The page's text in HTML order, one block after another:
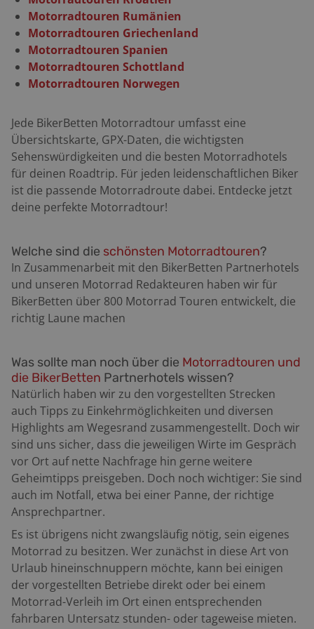
Roadbook: Almería, El Cabo de Gata, Torreón de San
Miguel, Iglesia de las Salinas, Leuchtturm des Cabo de
Gata, El Cabo de Gata, Ruecas, San José, Playa de Los
Genoveses, Rodalquilarte, Fernán Perez, Agua Amarga,
Carboneras, Mojacar. Start- / Zielort: Almería / Mojacar
Länge: 170 km Highlight: Parque Natural de Cabo de
Naturpark ausgewiesen. Die extrem zerklüftete Küste
und die Berge des Hinterlands sind vulkanischen
Ursprungs, in der Folge gibt es bis heute Erdbeben.
Durch die vulkanische Aktivität traten verschiedene
Minerale an die Oberfläche, unter andrem Achat, der
der Region ihren Namen gab – Kap des Achats. Der
Erhebung des Naturparks, ist ein erloschener Vulkan.
An seinen Flanken, zum Beispiel bei San José, lassen
sich bis heute die einst ins Meer geflossenen
Lavaströme erkennen.
Motorradtouren Rumänien
Motorradtouren Griechenland
Motorradtouren Spanien
Motorradtouren Schottland
Motorradtouren Norwegen
Jede BikerBetten Motorradtour umfasst eine
Übersichtskarte, GPX-Daten, die wichtigsten
Sehenswürdigkeiten und die besten Motorradhotels
für deinen Roadtrip. Für jeden leidenschaftlichen Biker
ist die passende Motorradroute dabei. Entdecke jetzt
deine perfekte Motorradtour!
Welche sind die schönsten Motorradtouren?
In Zusammenarbeit mit den BikerBetten Partnerhotels
und unseren Motorrad Redakteuren haben wir für
BikerBetten über 800 Motorrad Touren entwickelt, die
richtig Laune machen
Was sollte man noch über die Motorradtouren und
die BikerBetten Partnerhotels wissen?
Natürlich haben wir zu den vorgestellten Strecken
auch Tipps zu Einkehrmöglichkeiten und diversen
Highlights am Wegesrand zusammengestellt. Doch wir
sind uns sicher, dass die jeweiligen Wirte im Gespräch
vor Ort auf nette Nachfrage hin gerne weitere
Geheimtipps preisgeben. Doch noch wichtiger: Sie sind
auch im Notfall, etwa bei einer Panne, der richtige
Ansprechpartner.
Es ist übrigens nicht zwangsläufig nötig, sein eigenes
Motorrad zu besitzen. Wer zunächst in diese Art von
Urlaub hineinschnuppern möchte, kann bei einigen
der vorgestellten Betriebe direkt oder bei einem
Motorrad-Verleih im Ort einen entsprechenden
fahrbaren Untersatz stunden- oder tageweise mieten.